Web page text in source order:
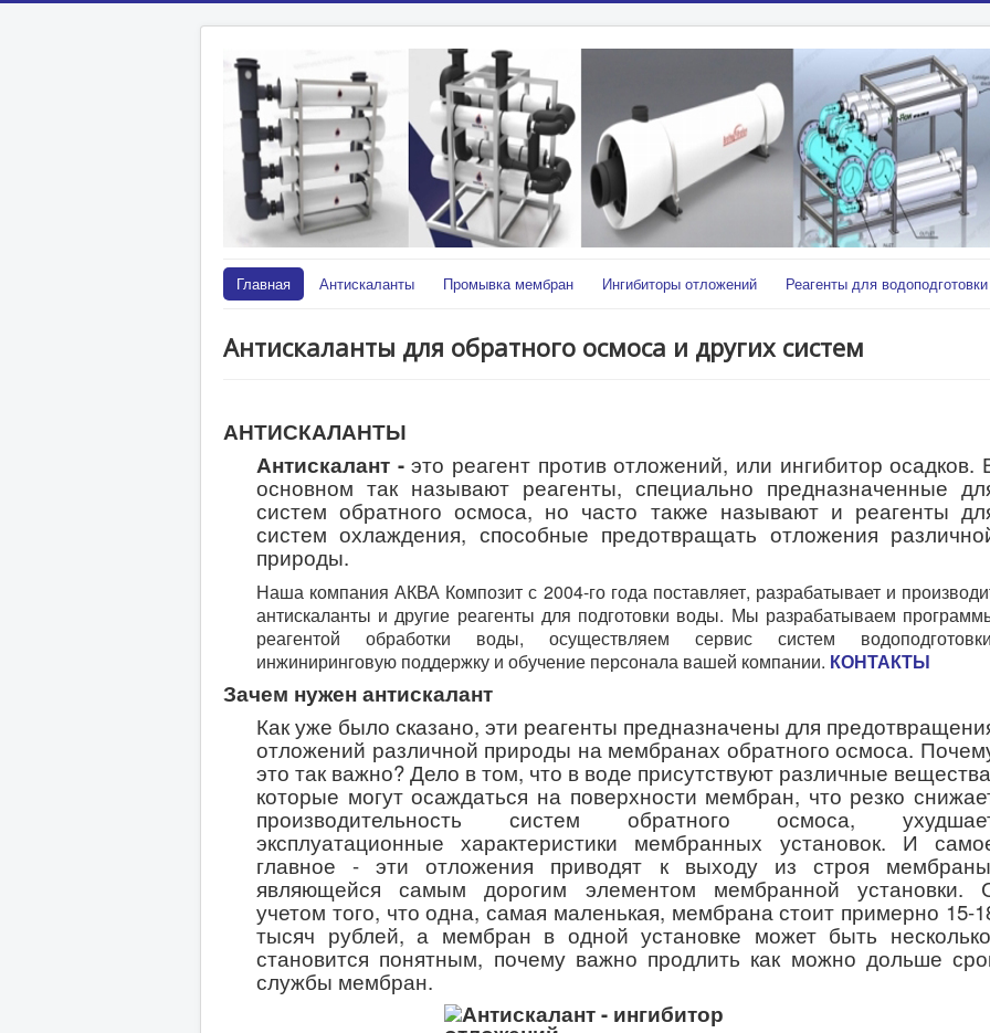
Главная Антискаланты Промывка мембран Ингибиторы отложений Реагенты для водоподготовки
Антискаланты для обратного осмоса и других систем
АНТИСКАЛАНТЫ
Антискалант -это реагент против отложений, или ингибитор осадков.
основном так называют реагенты, специально предназначенные
систем обратного осмоса, но часто также называют и реагенты
систем охлаждения, способные предотвращать отложения
природы.
Наша компания АКВА Композит с 2004-го года поставляет, разрабатывает и
антискаланты и другие реагенты для подготовки воды. Мы разрабатываем
реагентой обработки воды, осуществляем сервис систем
инжиниринговую поддержку и обучение персонала вашей компании. КОНТАКТЫ
Зачем нужен антискалант
Как уже было сказано, эти реагенты предназначены для
отложений различной природы на мембранах обратного осмоса.
это так важно? Дело в том, что в воде присутствуют различные
которые могут осаждаться на поверхности мембран, что резко
производительность систем обратного осмоса,
эксплуатационные характеристики мембранных установок. И
главное - эти отложения приводят к выходу из строя
являющейся самым дорогим элементом мембранной установки.
учетом того, что одна, самая маленькая, мембрана стоит примерно 15-
тысяч рублей, а мембран в одной установке может быть
становится понятным, почему важно продлить как можно дольше
службы мембран.